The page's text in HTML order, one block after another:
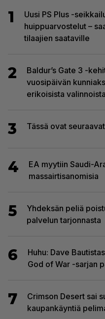
1
Uusi PS Plus -
huippuarvostelut –
tilaajien saataville
2
Baldur’s Gate 3 -
vuosipäivän
erikoisista valinnoista
3 Tässä ovat
4
EA myytiin Saudi-
massairtisanomisia
5
Yhdeksän peliä
palvelun tarjonnasta
6
Huhu: Dave
God of War -sarjan
7
Crimson Desert sai
kaupankäyntiä